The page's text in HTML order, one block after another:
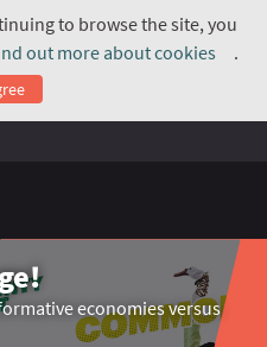
to browse the site, you
out more about cookies
.
economies versus